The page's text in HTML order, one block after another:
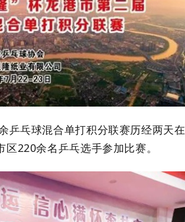
乒乓球混合单打积分联赛历经两天在
220余名乒乓选手参加比赛。